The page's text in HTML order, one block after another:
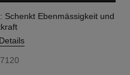
Schenkt Ebenmässigkeit und